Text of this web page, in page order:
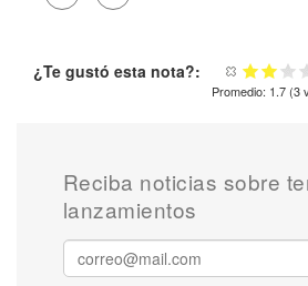
¿Te gustó esta nota?:
Promedio: 1.7 (3
Reciba noticias sobre
lanzamientos